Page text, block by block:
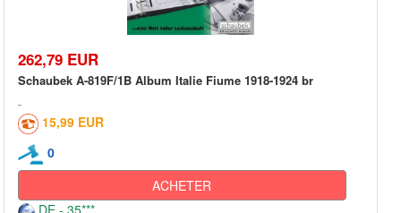
262,79 EUR
Schaubek A-819F/1B Album Italie Fiume 1918-1924 br
15,99 EUR
0
ACHETER
DE - 35***